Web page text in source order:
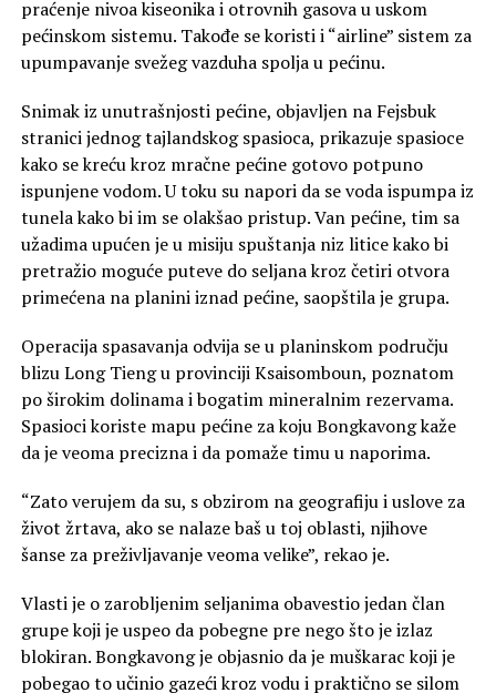
praćenje nivoa kiseonika i otrovnih gasova u uskom
pećinskom sistemu. Takođe se koristi i “airline” sistem za
upumpavanje svežeg vazduha spolja u pećinu.
Snimak iz unutrašnjosti pećine, objavljen na Fejsbuk
stranici jednog tajlandskog spasioca, prikazuje spasioce
kako se kreću kroz mračne pećine gotovo potpuno
ispunjene vodom. U toku su napori da se voda ispumpa iz
tunela kako bi im se olakšao pristup. Van pećine, tim sa
užadima upućen je u misiju spuštanja niz litice kako bi
pretražio moguće puteve do seljana kroz četiri otvora
primećena na planini iznad pećine, saopštila je grupa.
Operacija spasavanja odvija se u planinskom području
blizu Long Tieng u provinciji Ksaisomboun, poznatom
po širokim dolinama i bogatim mineralnim rezervama.
Spasioci koriste mapu pećine za koju Bongkavong kaže
da je veoma precizna i da pomaže timu u naporima.
“Zato verujem da su, s obzirom na geografiju i uslove za
život žrtava, ako se nalaze baš u toj oblasti, njihove
šanse za preživljavanje veoma velike”, rekao je.
Vlasti je o zarobljenim seljanima obavestio jedan član
grupe koji je uspeo da pobegne pre nego što je izlaz
blokiran. Bongkavong je objasnio da je muškarac koji je
pobegao to učinio gazeći kroz vodu i praktično se silom